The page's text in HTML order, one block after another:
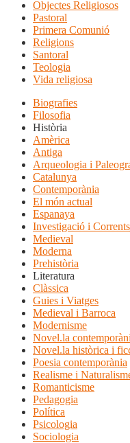
Objectes Religiosos
Pastoral
Primera Comunió
Religions
Santoral
Teologia
Vida religiosa
Biografies
Filosofia
Història
Amèrica
Antiga
Arqueologia i
Catalunya
Contemporània
El món actual
Espanaya
Investigació i Corrents
Medieval
Moderna
Prehistòria
Literatura
Clàssica
Guies i Viatges
Medieval i Barroca
Modernisme
Novel.la
Novel.la històrica i
Poesia contemporània
Realisme i
Romanticisme
Pedagogia
Política
Psicologia
Sociologia